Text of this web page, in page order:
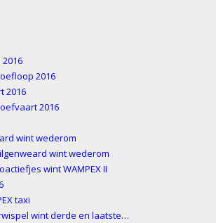
2016
2016
2016
wint wederom
wint wederom
wint WAMPEX II
taxi
wint derde en laatste…